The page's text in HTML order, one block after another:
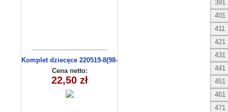
Komplet dziecęce 220519-8(98-
116 m)
Cena netto:
22,50 zł
391
401
411
421
431
441
451
461
471